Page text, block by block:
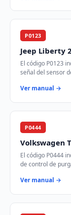
P0123
Jeep Liberty
El código P0123
señal del sensor
Ver manual →
P0444
Volkswagen
El código P0444
de control de
Ver manual →